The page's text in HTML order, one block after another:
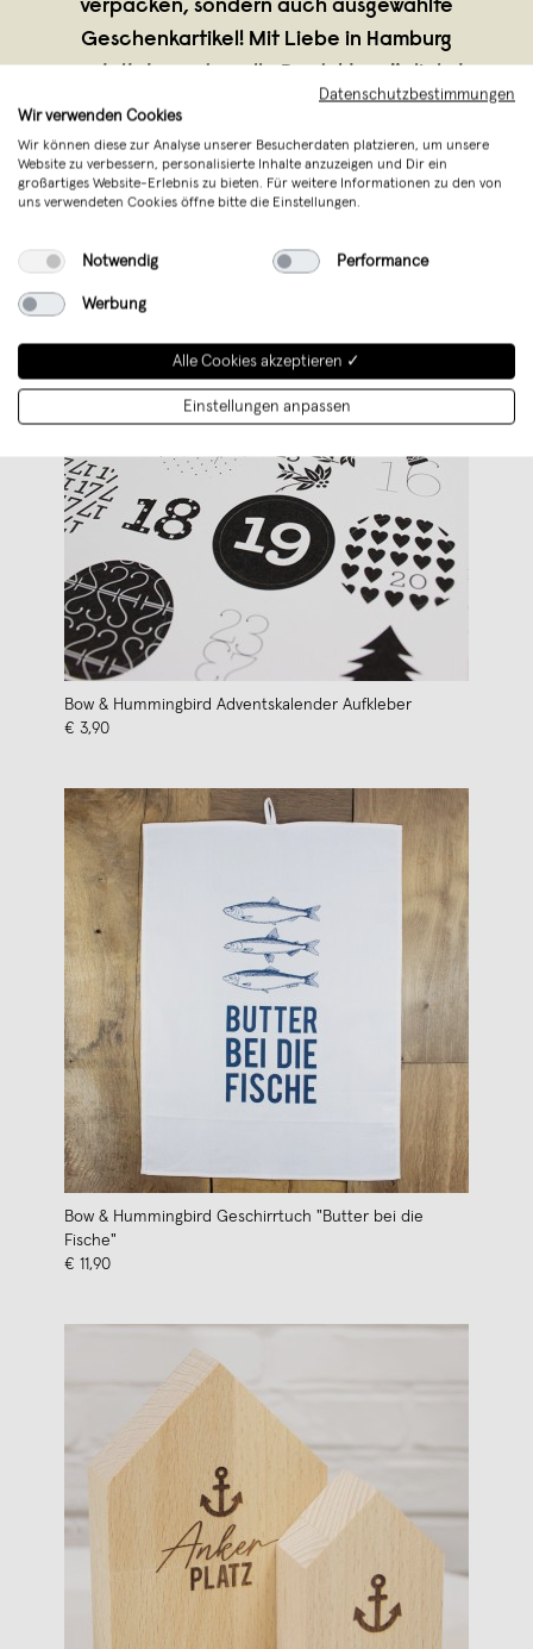
verpacken, sondern auch ausgewählte
Geschenkartikel! Mit Liebe in Hamburg
...
Weiterlesen
Bow & Hummingbird Adventskalender Aufkleber
€ 3,90
Bow & Hummingbird Geschirrtuch "Butter bei die
Fische"
€ 11,90
Datenschutzbestimmungen
Wir verwenden Cookies
Wir können diese zur Analyse unserer Besucherdaten platzieren, um unsere
Website zu verbessern, personalisierte Inhalte anzuzeigen und Dir ein
großartiges Website-Erlebnis zu bieten. Für weitere Informationen zu den von
uns verwendeten Cookies öffne bitte die Einstellungen.
Notwendig Performance
Werbung
Alle Cookies akzeptieren ✓
Einstellungen anpassen